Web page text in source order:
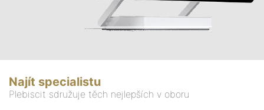
Najít specialistu
Plebiscit sdružuje těch nejlepších v oboru